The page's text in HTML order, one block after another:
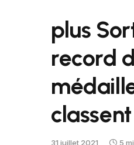
plus
record
31 juillet 2021 5